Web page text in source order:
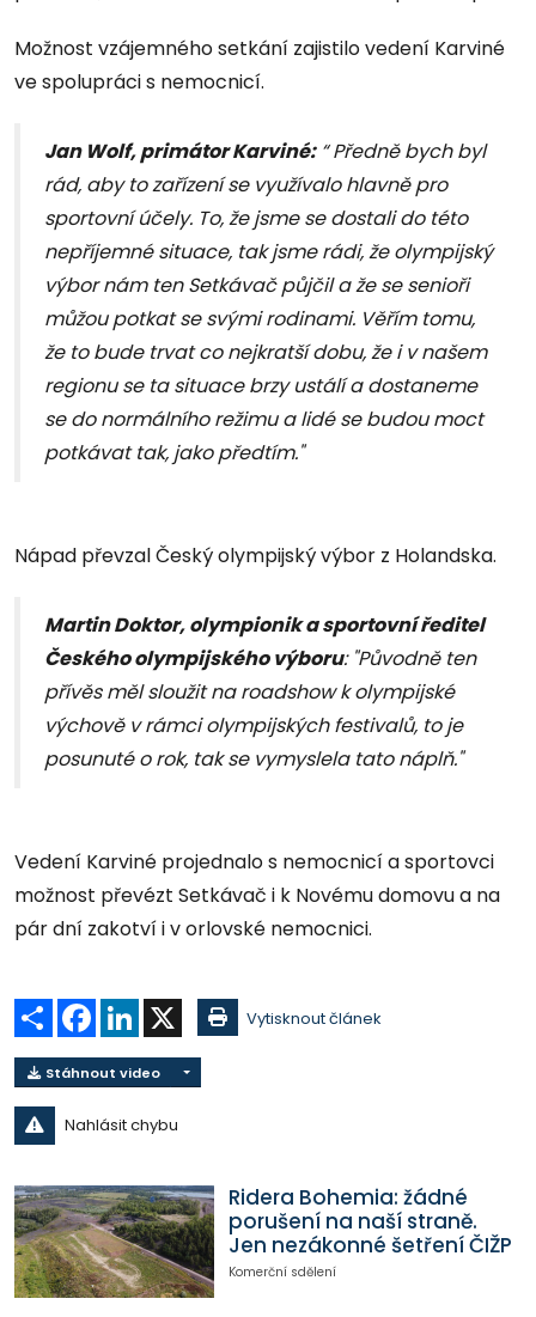
Možnost vzájemného setkání zajistilo vedení Karviné
ve spolupráci s nemocnicí.
Jan Wolf, primátor Karviné:“ Předně bych byl
rád, aby to zařízení se využívalo hlavně pro
sportovní účely. To, že jsme se dostali do této
nepříjemné situace, tak jsme rádi, že olympijský
výbor nám ten Setkávač půjčil a že se senioři
můžou potkat se svými rodinami. Věřím tomu,
že to bude trvat co nejkratší dobu, že i v našem
regionu se ta situace brzy ustálí a dostaneme
se do normálního režimu a lidé se budou moct
potkávat tak, jako předtím."
Nápad převzal Český olympijský výbor z Holandska.
Martin Doktor, olympionik a sportovní ředitel
Českého olympijského výboru: "Původně ten
přívěs měl sloužit na roadshow k olympijské
výchově v rámci olympijských festivalů, to je
posunuté o rok, tak se vymyslela tato náplň."
Vedení Karviné projednalo s nemocnicí a sportovci
možnost převézt Setkávač i k Novému domovu a na
pár dní zakotví i v orlovské nemocnici.
Sdílet Facebook
LinkedIn Vytisknout článek
Stáhnout video
Nahlásit chybu
Ridera Bohemia: žádné
porušení na naší straně.
Jen nezákonné šetření ČIŽP
Komerční sdělení